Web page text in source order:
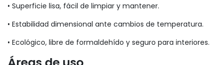
• Superficie lisa, fácil de limpiar y mantener.
• Estabilidad dimensional ante cambios de temperatura.
• Ecológico, libre de formaldehído y seguro para interiores.